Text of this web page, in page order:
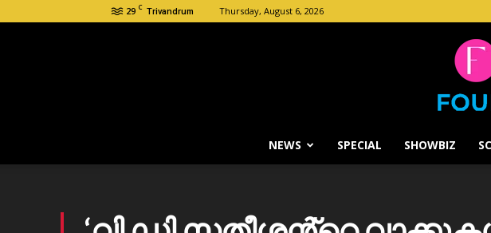
29 C Trivandrum Thursday, August 6, 2026
NEWS SPECIAL SHOWBIZ